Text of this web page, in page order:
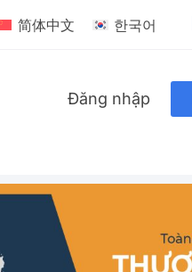
简体中文 한국어
Đăng nhập